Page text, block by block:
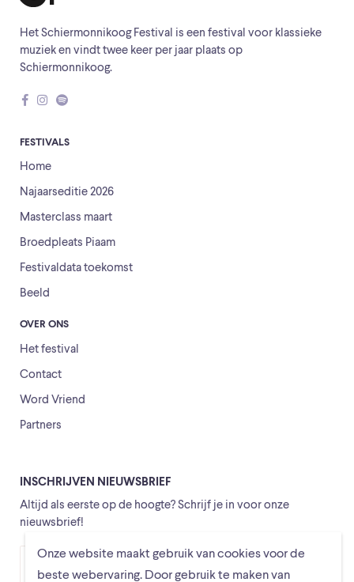
Onze website maakt gebruik van cookies voor de
beste webervaring. Door gebruik te maken van
Het Schiermonnikoog Festival is een festival voor klassieke
muziek en vindt twee keer per jaar plaats op
Schiermonnikoog.
FESTIVALS
Home
Najaarseditie 2026
Masterclass maart
Broedpleats Piaam
Festivaldata toekomst
Beeld
OVER ONS
Het festival
Contact
Word Vriend
Partners
INSCHRIJVEN NIEUWSBRIEF
Altijd als eerste op de hoogte? Schrijf je in voor onze
nieuwsbrief!